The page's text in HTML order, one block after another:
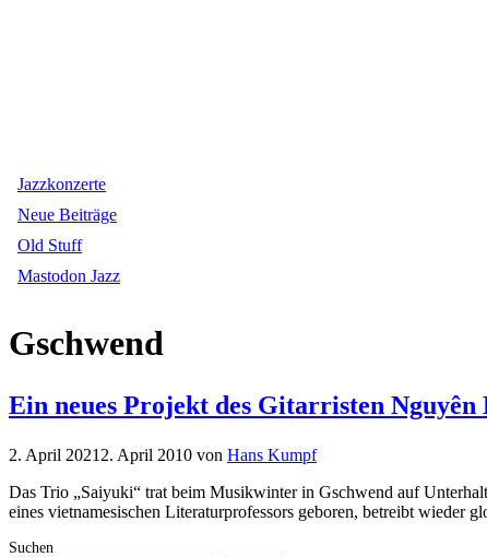
Jazzkonzerte
Neue Beiträge
Old Stuff
Mastodon Jazz
Gschwend
Ein neues Projekt des Gitarristen Nguyên
2. April 2021 2. April 2010 von Hans Kumpf
Das Trio „Saiyuki“ trat beim Musikwinter in Gschwend auf
eines vietnamesischen Literaturprofessors geboren, betreibt wieder
Suchen